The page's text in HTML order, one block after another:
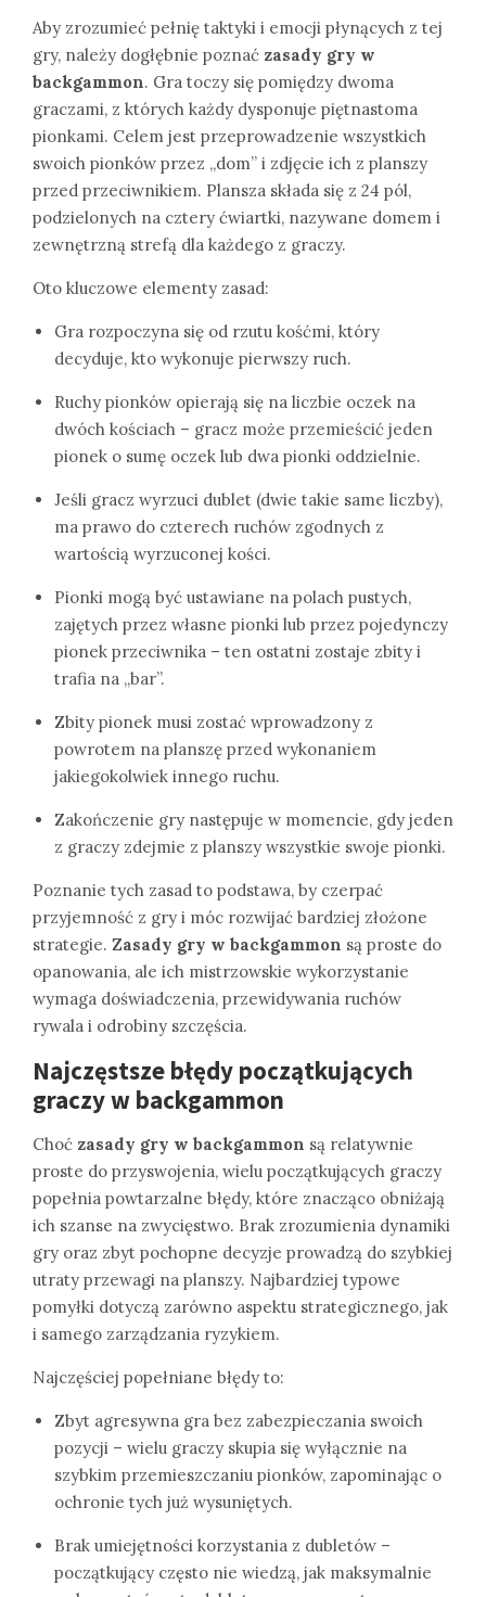
Aby zrozumieć pełnię taktyki i emocji płynących z tej
gry, należy dogłębnie poznać zasady gry w
backgammon. Gra toczy się pomiędzy dwoma
graczami, z których każdy dysponuje piętnastoma
pionkami. Celem jest przeprowadzenie wszystkich
swoich pionków przez „dom” i zdjęcie ich z planszy
przed przeciwnikiem. Plansza składa się z 24 pól,
podzielonych na cztery ćwiartki, nazywane domem i
zewnętrzną strefą dla każdego z graczy.
Oto kluczowe elementy zasad:
Gra rozpoczyna się od rzutu kośćmi, który
decyduje, kto wykonuje pierwszy ruch.
Ruchy pionków opierają się na liczbie oczek na
dwóch kościach – gracz może przemieścić jeden
pionek o sumę oczek lub dwa pionki oddzielnie.
Jeśli gracz wyrzuci dublet (dwie takie same liczby),
ma prawo do czterech ruchów zgodnych z
wartością wyrzuconej kości.
Pionki mogą być ustawiane na polach pustych,
zajętych przez własne pionki lub przez pojedynczy
pionek przeciwnika – ten ostatni zostaje zbity i
trafia na „bar”.
Zbity pionek musi zostać wprowadzony z
powrotem na planszę przed wykonaniem
jakiegokolwiek innego ruchu.
Zakończenie gry następuje w momencie, gdy jeden
z graczy zdejmie z planszy wszystkie swoje pionki.
Poznanie tych zasad to podstawa, by czerpać
przyjemność z gry i móc rozwijać bardziej złożone
strategie. Zasady gry w backgammon są proste do
opanowania, ale ich mistrzowskie wykorzystanie
wymaga doświadczenia, przewidywania ruchów
rywala i odrobiny szczęścia.
Najczęstsze błędy początkujących
graczy w backgammon
Choć zasady gry w backgammon są relatywnie
proste do przyswojenia, wielu początkujących graczy
popełnia powtarzalne błędy, które znacząco obniżają
ich szanse na zwycięstwo. Brak zrozumienia dynamiki
gry oraz zbyt pochopne decyzje prowadzą do szybkiej
utraty przewagi na planszy. Najbardziej typowe
pomyłki dotyczą zarówno aspektu strategicznego, jak
i samego zarządzania ryzykiem.
Najczęściej popełniane błędy to:
Zbyt agresywna gra bez zabezpieczania swoich
pozycji – wielu graczy skupia się wyłącznie na
szybkim przemieszczaniu pionków, zapominając o
ochronie tych już wysuniętych.
Brak umiejętności korzystania z dubletów –
początkujący często nie wiedzą, jak maksymalnie